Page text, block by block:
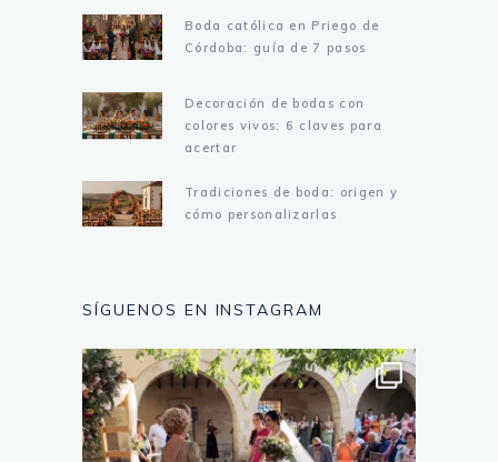
Boda católica en Priego de
Córdoba: guía de 7 pasos
Decoración de bodas con
colores vivos: 6 claves para
acertar
Tradiciones de boda: origen y
cómo personalizarlas
SÍGUENOS EN INSTAGRAM